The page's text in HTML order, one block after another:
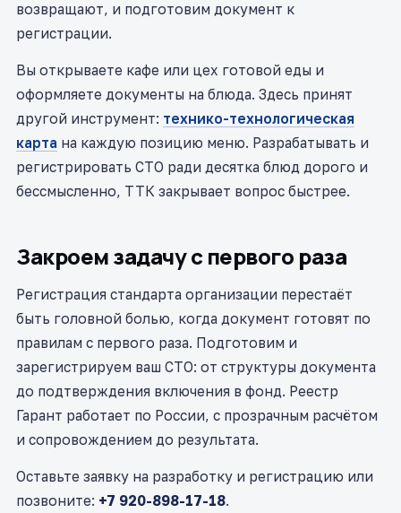
возвращают, и подготовим документ к
регистрации.
Вы открываете кафе или цех готовой еды и
оформляете документы на блюда. Здесь принят
другой инструмент: технико-технологическая
карта на каждую позицию меню. Разрабатывать и
регистрировать СТО ради десятка блюд дорого и
бессмысленно, ТТК закрывает вопрос быстрее.
Закроем задачу с первого раза
Регистрация стандарта организации перестаёт
быть головной болью, когда документ готовят по
правилам с первого раза. Подготовим и
зарегистрируем ваш СТО: от структуры документа
до подтверждения включения в фонд. Реестр
Гарант работает по России, с прозрачным расчётом
и сопровождением до результата.
Оставьте заявку на разработку и регистрацию или
позвоните: +7 920-898-17-18.